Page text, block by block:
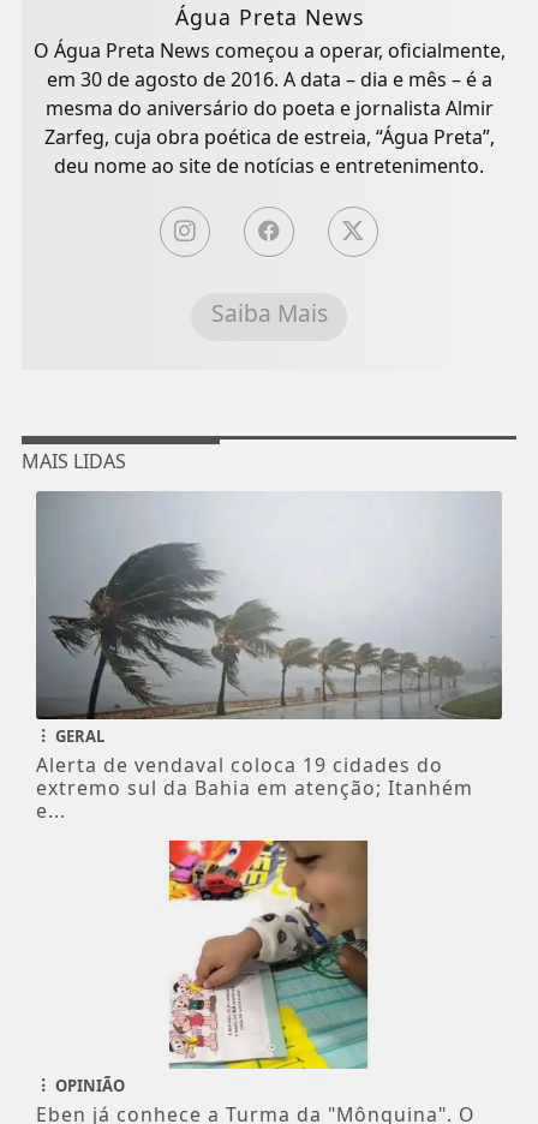
Água Preta News
O Água Preta News começou a operar, oficialmente,
em 30 de agosto de 2016. A data – dia e mês – é a
mesma do aniversário do poeta e jornalista Almir
Zarfeg, cuja obra poética de estreia, “Água Preta”,
deu nome ao site de notícias e entretenimento.
Saiba Mais
MAIS LIDAS
GERAL
Alerta de vendaval coloca 19 cidades do
extremo sul da Bahia em atenção; Itanhém
e...
OPINIÃO
Eben já conhece a Turma da "Mônquina". O